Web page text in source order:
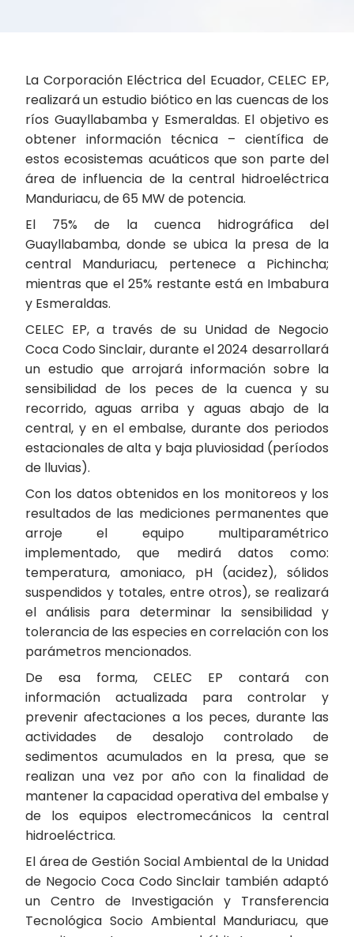
La Corporación Eléctrica del Ecuador, CELEC EP,
realizará un estudio biótico en las cuencas de los
ríos Guayllabamba y Esmeraldas. El objetivo es
obtener información técnica – científica de
estos ecosistemas acuáticos que son parte del
área de influencia de la central hidroeléctrica
Manduriacu, de 65 MW de potencia.
El 75% de la cuenca hidrográfica del
Guayllabamba, donde se ubica la presa de la
central Manduriacu, pertenece a Pichincha;
mientras que el 25% restante está en Imbabura
y Esmeraldas.
CELEC EP, a través de su Unidad de Negocio
Coca Codo Sinclair, durante el 2024 desarrollará
un estudio que arrojará información sobre la
sensibilidad de los peces de la cuenca y su
recorrido, aguas arriba y aguas abajo de la
central, y en el embalse, durante dos periodos
estacionales de alta y baja pluviosidad (períodos
de lluvias).
Con los datos obtenidos en los monitoreos y los
resultados de las mediciones permanentes que
arroje el equipo multiparamétrico
implementado, que medirá datos como:
temperatura, amoniaco, pH (acidez), sólidos
suspendidos y totales, entre otros), se realizará
el análisis para determinar la sensibilidad y
tolerancia de las especies en correlación con los
parámetros mencionados.
De esa forma, CELEC EP contará con
información actualizada para controlar y
prevenir afectaciones a los peces, durante las
actividades de desalojo controlado de
sedimentos acumulados en la presa, que se
realizan una vez por año con la finalidad de
mantener la capacidad operativa del embalse y
de los equipos electromecánicos la central
hidroeléctrica.
El área de Gestión Social Ambiental de la Unidad
de Negocio Coca Codo Sinclair también adaptó
un Centro de Investigación y Transferencia
Tecnológica Socio Ambiental Manduriacu, que